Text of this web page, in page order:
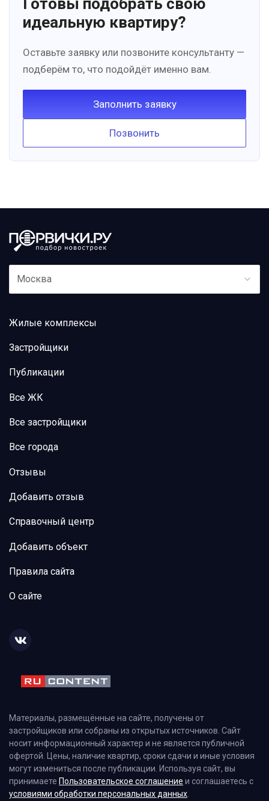
Готовы подобрать свою
идеальную квартиру?
Оставьте заявку или позвоните консультанту —
подберём то, что подойдёт именно вам.
Заполнить заявку
Позвонить
Москва
Жилые комплексы
Застройщики
Публикации
Все ЖК
Все застройщики
Все города
Отзывы
Добавить отзыв
Справочный центр
Добавить объект
Правила сайта
О сайте
Материалы, размещённые на сайте, получены от
застройщиков или собраны из открытых источников. Сайт
носит информационный характер и не является публичной
офертой. Цены, наличие квартир, сроки сдачи и иные условия
могут измениться после публикации. Используя сайт, вы
принимаете Пользовательское соглашение и соглашаетесь с
условиями обработки персональных данных